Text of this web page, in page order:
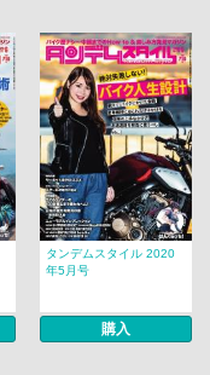
タンデムスタイル 2020
年5月号
購入